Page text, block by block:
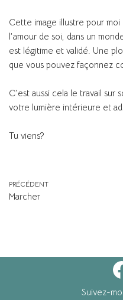
Cette image illustre pour
l’amour de soi, dans un
est légitime et validé. Une
que vous pouvez façonnez
C’est aussi cela le travail
votre lumière intérieure et
Tu viens?
PRÉCÉDENT
Marcher
Suivez-